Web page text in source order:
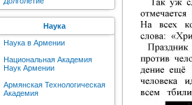
Наука
Наука в Армении
Национальная Академия
Наук Армении
Армянская Технологическая
Академия